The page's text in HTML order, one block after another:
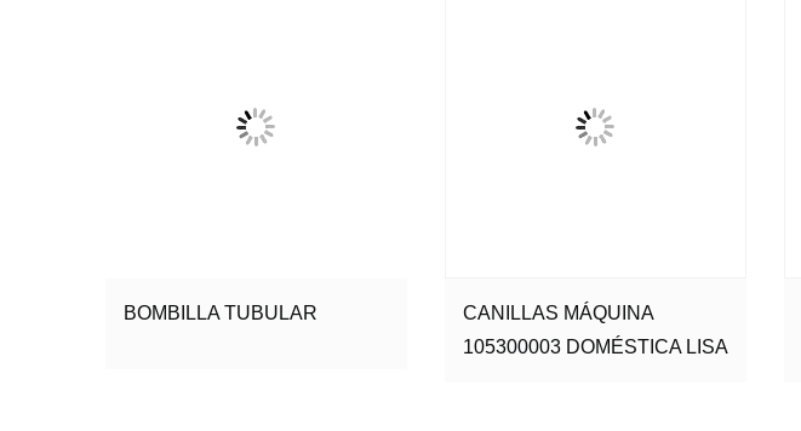
BOMBILLA TUBULAR
CANILLAS MÁQUINA
105300003 DOMÉSTICA LISA